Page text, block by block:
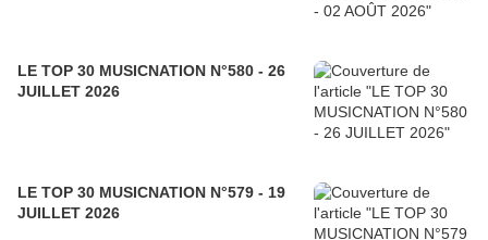
LE TOP 30 MUSICNATION N°580 - 26
JUILLET 2026
LE TOP 30 MUSICNATION N°579 - 19
JUILLET 2026